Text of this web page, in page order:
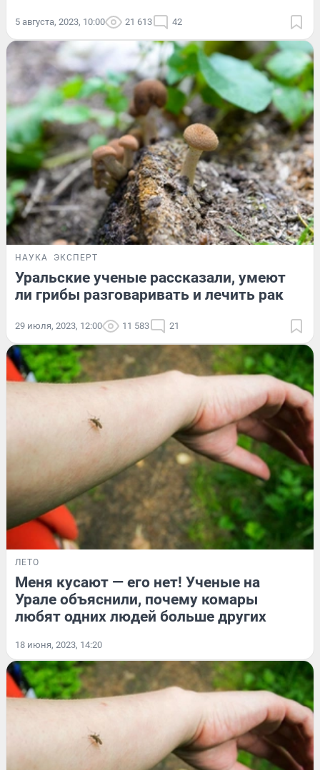
5 августа, 2023, 10:00 21 613 42
НАУКА ЭКСПЕРТ
Уральские ученые рассказали, умеют
ли грибы разговаривать и лечить рак
29 июля, 2023, 12:00 11 583 21
ЛЕТО
Меня кусают — его нет! Ученые на
Урале объяснили, почему комары
любят одних людей больше других
18 июня, 2023, 14:20